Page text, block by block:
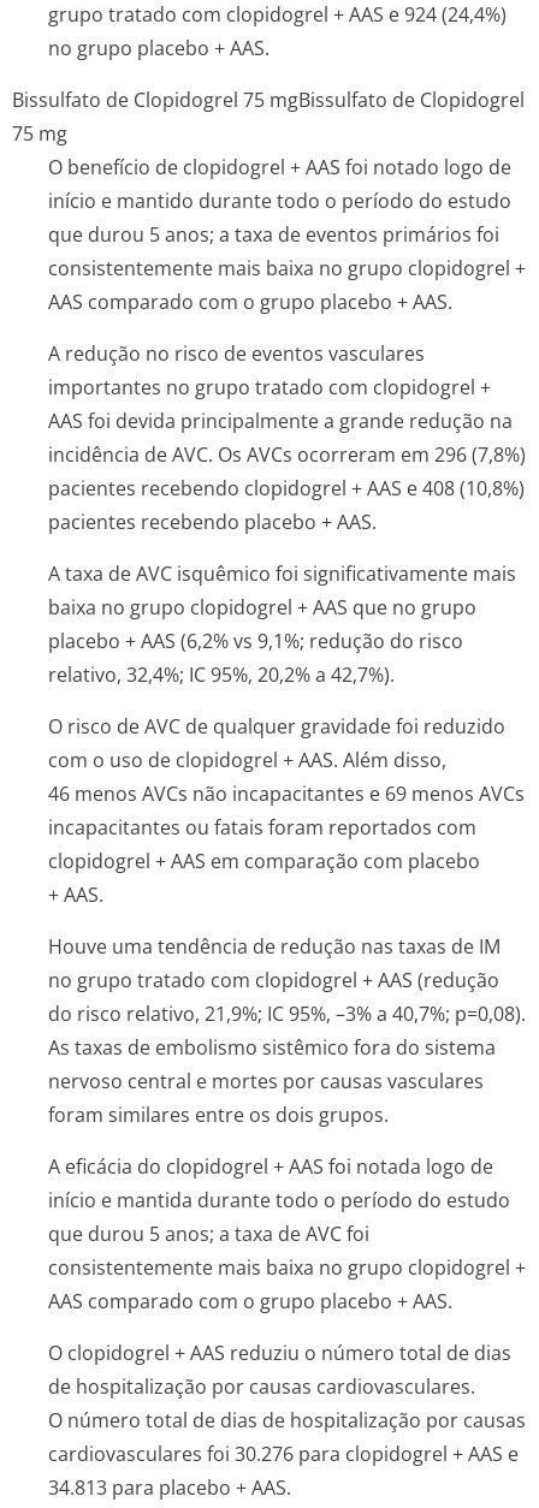
grupo tratado com clopidogrel + AAS e 924 (24,4%)
no grupo placebo + AAS.
Bissulfato de Clopidogrel 75 mgBissulfato de Clopidogrel
75 mg
O benefício de clopidogrel + AAS foi notado logo de
início e mantido durante todo o período do estudo
que durou 5 anos; a taxa de eventos primários foi
consistentemente mais baixa no grupo clopidogrel +
AAS comparado com o grupo placebo + AAS.
A redução no risco de eventos vasculares
importantes no grupo tratado com clopidogrel +
AAS foi devida principalmente a grande redução na
incidência de AVC. Os AVCs ocorreram em 296 (7,8%)
pacientes recebendo clopidogrel + AAS e 408 (10,8%)
pacientes recebendo placebo + AAS.
A taxa de AVC isquêmico foi significativamente mais
baixa no grupo clopidogrel + AAS que no grupo
placebo + AAS (6,2% vs 9,1%; redução do risco
relativo, 32,4%; IC 95%, 20,2% a 42,7%).
O risco de AVC de qualquer gravidade foi reduzido
com o uso de clopidogrel + AAS. Além disso,
46 menos AVCs não incapacitantes e 69 menos AVCs
incapacitantes ou fatais foram reportados com
clopidogrel + AAS em comparação com placebo
+ AAS.
Houve uma tendência de redução nas taxas de IM
no grupo tratado com clopidogrel + AAS (redução
do risco relativo, 21,9%; IC 95%, –3% a 40,7%; p=0,08).
As taxas de embolismo sistêmico fora do sistema
nervoso central e mortes por causas vasculares
foram similares entre os dois grupos.
A eficácia do clopidogrel + AAS foi notada logo de
início e mantida durante todo o período do estudo
que durou 5 anos; a taxa de AVC foi
consistentemente mais baixa no grupo clopidogrel +
AAS comparado com o grupo placebo + AAS.
O clopidogrel + AAS reduziu o número total de dias
de hospitalização por causas cardiovasculares.
O número total de dias de hospitalização por causas
cardiovasculares foi 30.276 para clopidogrel + AAS e
34.813 para placebo + AAS.